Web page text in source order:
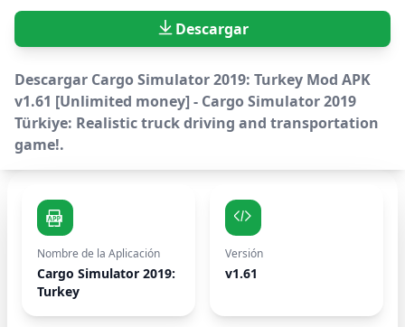
Descargar
Descargar Cargo Simulator 2019: Turkey Mod APK
v1.61 [Unlimited money] - Cargo Simulator 2019
Türkiye: Realistic truck driving and transportation
game!.
Nombre de la Aplicación
Cargo Simulator 2019:
Turkey
Versión
v1.61